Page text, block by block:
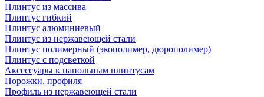
Плинтус из массива
Плинтус гибкий
Плинтус алюминиевый
Плинтус из нержавеющей стали
Плинтус полимерный (экополимер, дюрополимер)
Плинтус с подсветкой
Аксессуары к напольным плинтусам
Порожки, профиля
Профиль из нержавеющей стали